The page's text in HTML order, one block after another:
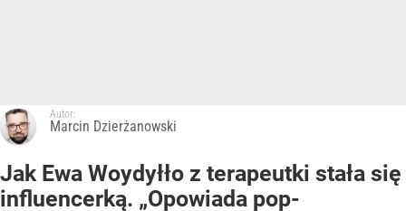
Autor:
Marcin Dzierżanowski
Jak Ewa Woydyłło z terapeutki stała się
influencerką. „Opowiada pop-